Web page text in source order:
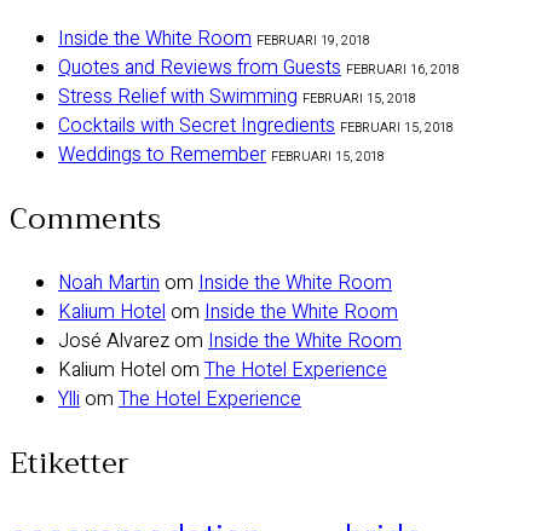
Inside the White Room FEBRUARI 19, 2018
Quotes and Reviews from Guests FEBRUARI 16, 2018
Stress Relief with Swimming FEBRUARI 15, 2018
Cocktails with Secret Ingredients FEBRUARI 15, 2018
Weddings to Remember FEBRUARI 15, 2018
Comments
Noah Martinom Inside the White Room
Kalium Hotelom Inside the White Room
José Alvarezom Inside the White Room
Kalium Hotel om The Hotel Experience
Ylliom The Hotel Experience
Etiketter